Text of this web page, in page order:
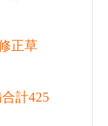
報
甄選開